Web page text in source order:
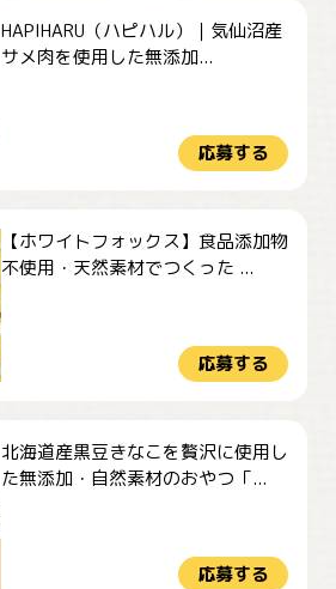
HAPIHARU（ハピハル）｜気仙沼産
サメ肉を使用した無添加...
応募する
【ホワイトフォックス】食品添加物
不使用・天然素材でつくった ...
応募する
北海道産黒豆きなこを贅沢に使用し
た無添加・自然素材のおやつ「...
応募する